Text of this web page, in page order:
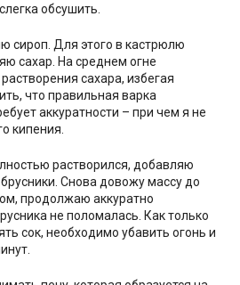
обсушить.
сироп. Для этого в кастрюлю
сахар. На среднем огне
сахара, избегая
что правильная варка
аккуратности – при чем я не
кипения.
растворился, добавляю
Снова довожу массу до
продолжаю аккуратно
не поломалась. Как только
сок, необходимо убавить огонь и